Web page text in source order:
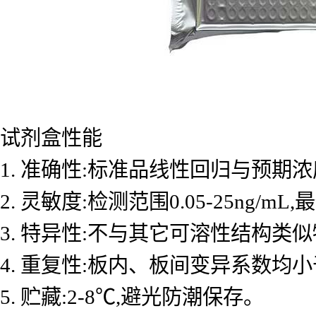
试剂盒性能
1. 准确性:标准品线性回归与预期
2. 灵敏度:检测范围0.05-25ng/mL,
3. 特异性:不与其它可溶性结构类
4. 重复性:板内、板间变异系数均
5. 贮藏:2-8℃,避光防潮保存。